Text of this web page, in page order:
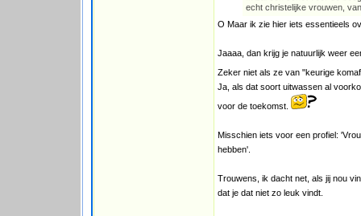
echt christelijke vrouwen,
O Maar ik zie hier iets essentieels
Jaaaa, dan krijg je natuurlijk weer
Zeker niet als ze van "keurige
Ja, als dat soort uitwassen al
voor de toekomst.
Misschien iets voor een profiel:
hebben'.
Trouwens, ik dacht net, als jij nou
dat je dat niet zo leuk vindt.